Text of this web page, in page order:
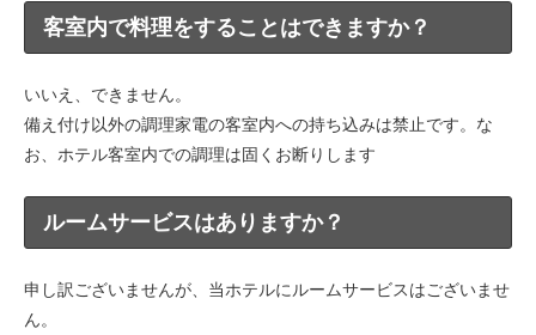
客室内で料理をすることはできますか？
いいえ、できません。
備え付け以外の調理家電の客室内への持ち込みは禁止です。な
お、ホテル客室内での調理は固くお断りします
ルームサービスはありますか？
申し訳ございませんが、当ホテルにルームサービスはございませ
ん。